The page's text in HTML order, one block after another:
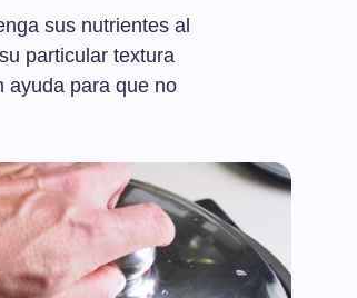
sus nutrientes al
particular textura
ayuda para que no